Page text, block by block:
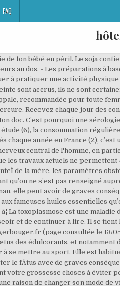
FAQ
le reconfinement. Chez certaines populations sensibles comme la future maman, elle peut avoir de graves conséquences. Les adeptes d’aromathérapie et de médecine douce naturelle risquent de se voir confrontées à un dilemme face aux fameuses huiles essentielles qu’elles aiment tant utiliser en temps habituel. Le futur bébé commence à s'affirmer ! Le gingembre et la pastèque font aussi partie â¦ La toxoplasmose est une maladie due à Toxoplasma gondii, un parasite présent dans la terre (et donc sur les végétaux) ou dans la viande. Tu ferais mieux de t'asseoir et de continuer à lire. Il se tient la tête en bas, bras croisés sur la poitrine, jambes pliées. INPES, Le guide nutrition de la grossesse (en ligne) www.mangerbouger.fr (page consultée le 13/05/2016). Pour la prévenir, on conseille ainsi aux futures mamans de : Depuis plusieurs années, la question de l’innocuité sur le fœtus des édulcorants, et notamment de l’aspartame, est soulevée. Il est question dans ce cas de continuer à pratiquer une activité physique et non de commencer à se mettre au sport. Elle est habituellement bénigne, sauf chez la femme enceinte non immunisée chez qui le parasite peut passer la barrière placentaire et infecter le fÅtus avec de graves conséquences. Nous consommons du chocolat, du café, du thé et du cola tout au long de la journée. Voyons ce que vous devez faire pendant votre grossesse choses à éviter pendant la grossesse Et s'ils étaient? La grossesse n'est pas une maladie s'il s'agit d'une grossesse normale, il n'y a aucune raison de changer son mode de vie. Consommez suffisamment de fibres pour lutter contre la constipation, et buvez beaucoup d'eau. Connaissez-vous vraiment bien les gestes barrières ? S’aménager un nouveau cocon, refaire la déco ou repeindre une pièce pour la transformer en nurserie pour l’arrivée de Junior ou Juniorette… C’est tentant. Yoga. Surtout, on prendra les précautions nécessaires avant de peindre des murs. Attention à la toxoplasmose . Ensuite, nous vous le dirons. Et dans le doute ? Sport : les futurs pères qui font du sport (même un peu) auraient des enfants... Grossesse : Petit guide destiné au futur papa,